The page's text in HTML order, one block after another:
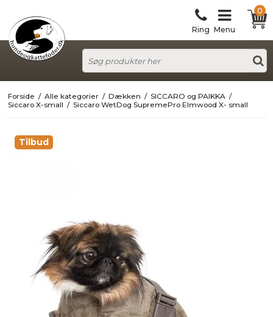
Ring Menu
0
Forside / Alle kategorier / Dækken / SICCARO og PAIKKA /
Siccaro X-small / Siccaro WetDog SupremePro Elmwood X- small
Tilbud